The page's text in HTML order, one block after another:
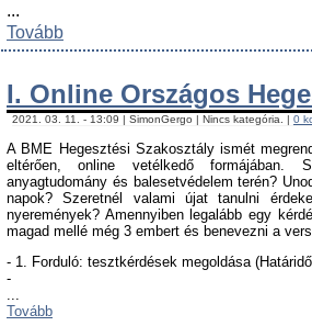
...
Tovább
I. Online Országos
2021. 03. 11. - 13:09 | SimonGergo | Nincs kategória. | 0
A BME Hegesztési Szakosztály ismét
eltérően, online vetélkedő formájában.
anyagtudomány és balesetvédelem terén?
napok? Szeretnél valami újat tanulni
nyeremények? Amennyiben legalább egy
magad mellé még 3 embert és benevezni a
- 1. Forduló: tesztkérdések megoldása
-
...
Tovább